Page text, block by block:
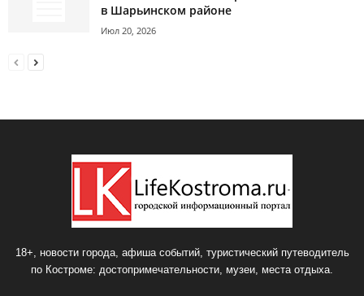
в Шарьинском районе
Июл 20, 2026
18+, новости города, афиша событий, туристический путеводитель
по Костроме: достопримечательности, музеи, места отдыха.